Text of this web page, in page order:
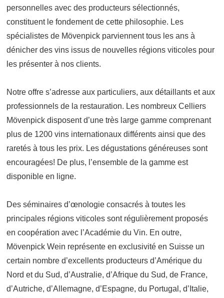
personnelles avec des producteurs sélectionnés,
constituent le fondement de cette philosophie. Les
spécialistes de Mövenpick parviennent tous les ans à
dénicher des vins issus de nouvelles régions viticoles pour
les présenter à nos clients.
Notre offre s’adresse aux particuliers, aux détaillants et aux
professionnels de la restauration. Les nombreux Celliers
Mövenpick disposent d’une très large gamme comprenant
plus de 1200 vins internationaux différents ainsi que des
raretés à tous les prix. Les dégustations généreuses sont
encouragées! De plus, l’ensemble de la gamme est
disponible en ligne.
Des séminaires d’œnologie consacrés à toutes les
principales régions viticoles sont régulièrement proposés
en coopération avec l’Académie du Vin. En outre,
Mövenpick Wein représente en exclusivité en Suisse un
certain nombre d’excellents producteurs d’Amérique du
Nord et du Sud, d’Australie, d’Afrique du Sud, de France,
d’Autriche, d’Allemagne, d’Espagne, du Portugal, d’Italie,